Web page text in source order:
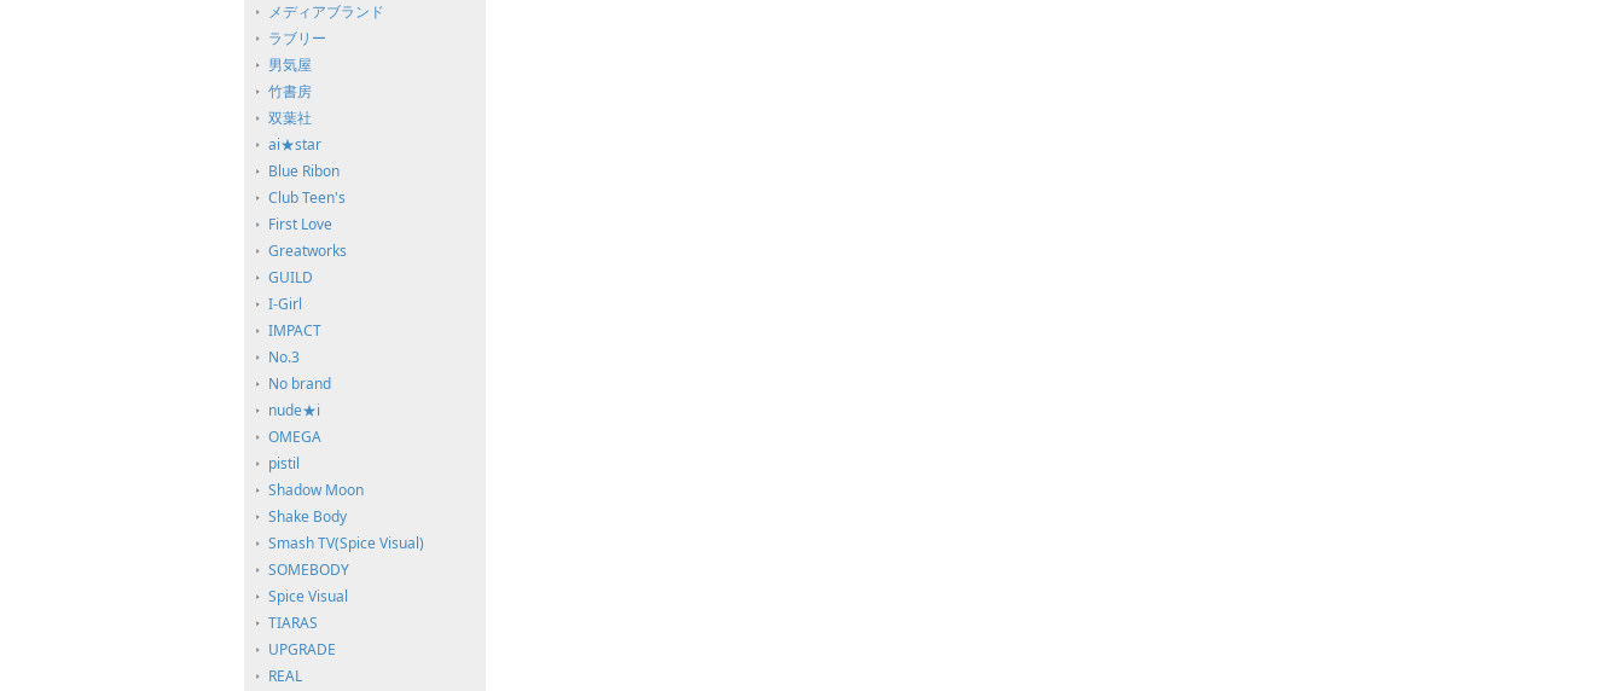
メディアブランド
ラブリー
男気屋
竹書房
双葉社
ai★star
Blue Ribon
Club Teen's
First Love
Greatworks
GUILD
I-Girl
IMPACT
No.3
No brand
nude★i
OMEGA
pistil
Shadow Moon
Shake Body
Smash TV(Spice Visual)
SOMEBODY
Spice Visual
TIARAS
UPGRADE
REAL